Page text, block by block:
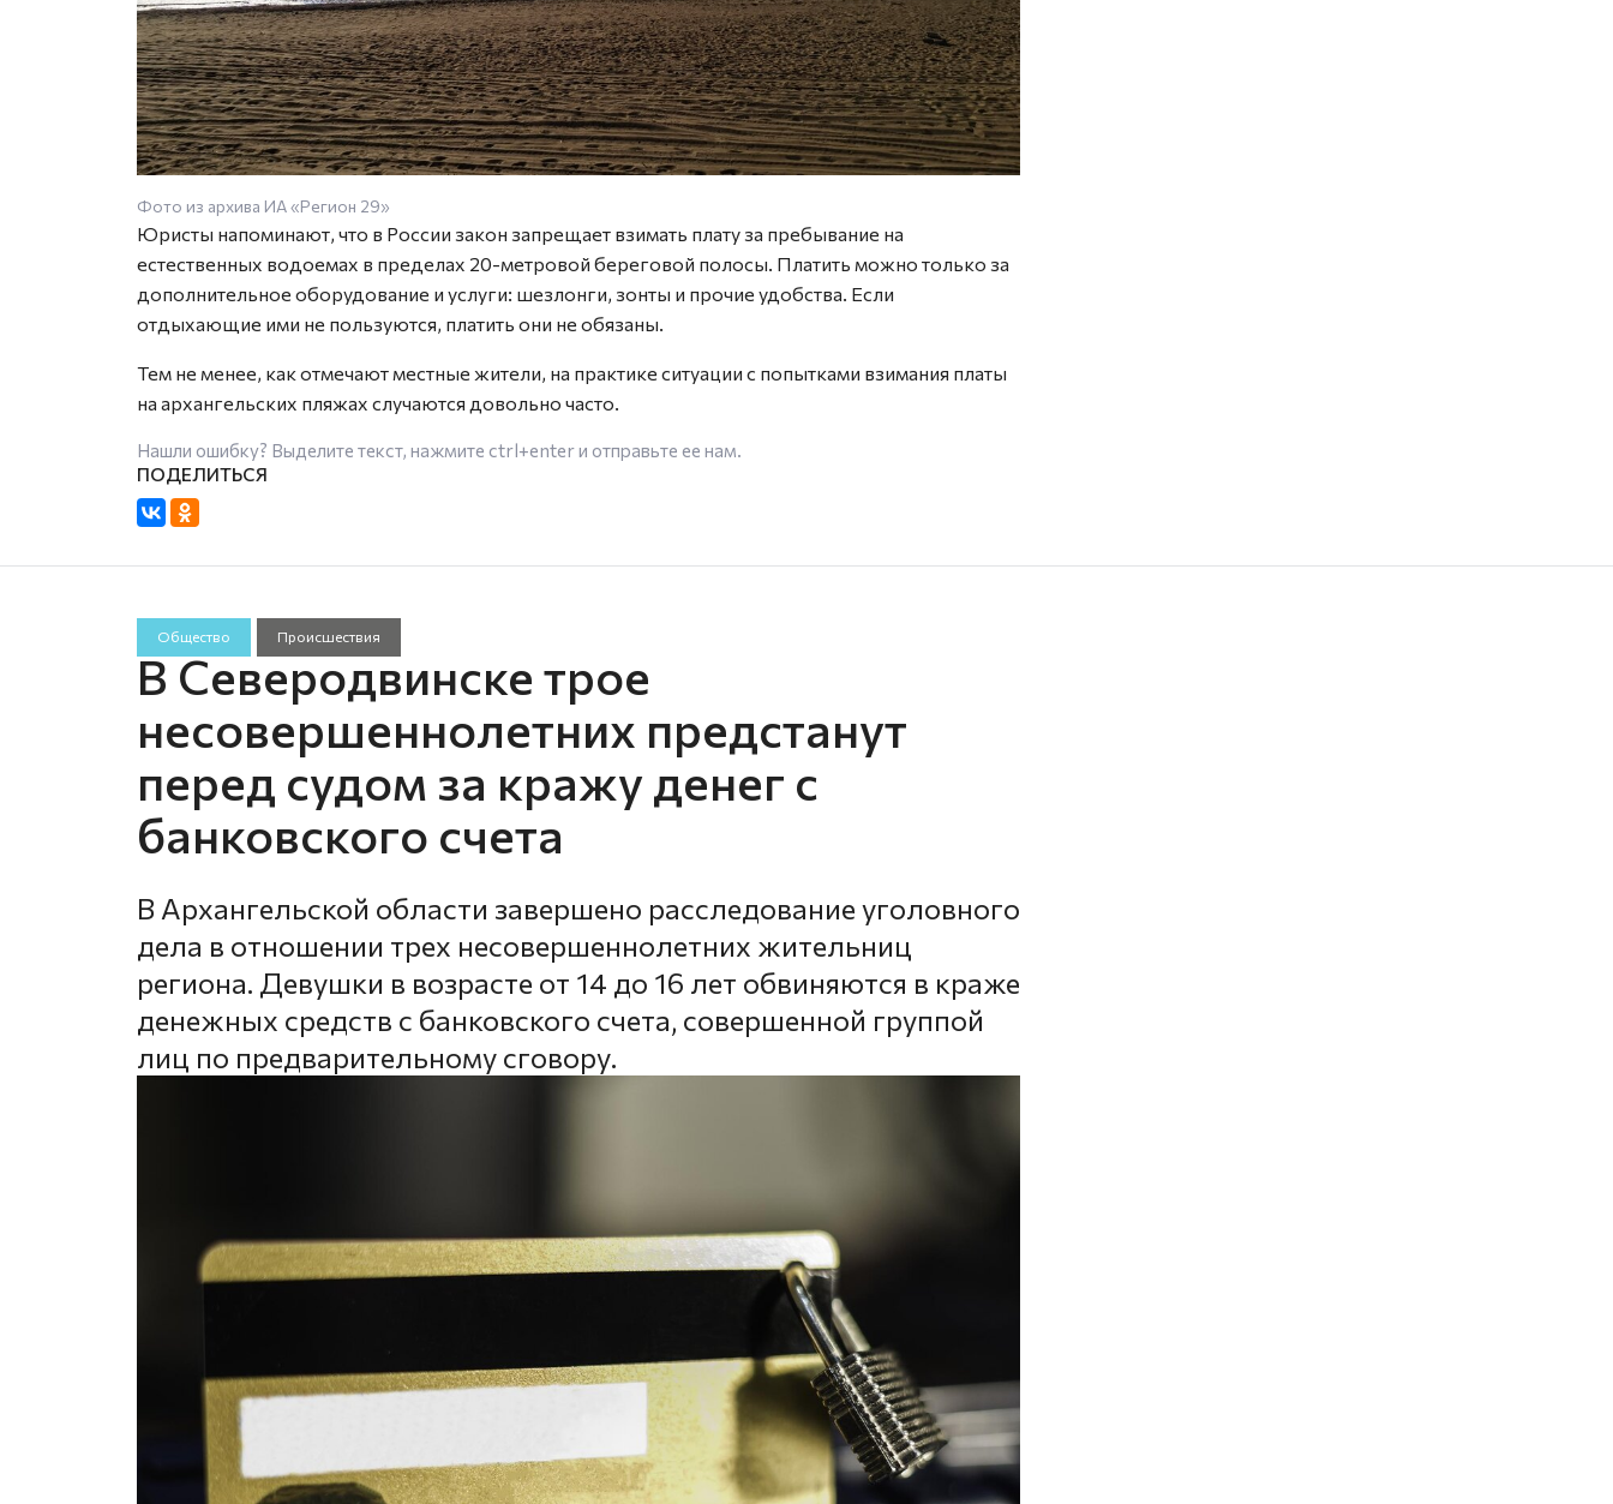
Фото из архива ИА «Регион 29»
Юристы напоминают, что в России закон запрещает взимать плату за пребывание на
естественных водоемах в пределах 20-метровой береговой полосы. Платить можно только за
дополнительное оборудование и услуги: шезлонги, зонты и прочие удобства. Если
отдыхающие ими не пользуются, платить они не обязаны.
Тем не менее, как отмечают местные жители, на практике ситуации с попытками взимания платы
на архангельских пляжах случаются довольно часто.
Нашли ошибку? Выделите текст, нажмите ctrl+enterи отправьте ее нам.
Общество Происшествия
В Северодвинске трое
несовершеннолетних предстанут
перед судом за кражу денег с
банковского счета
В Архангельской области завершено расследование уголовного
дела в отношении трех несовершеннолетних жительниц
региона. Девушки в возрасте от 14 до 16 лет обвиняются в краже
денежных средств с банковского счета, совершенной группой
лиц по предварительному сговору.